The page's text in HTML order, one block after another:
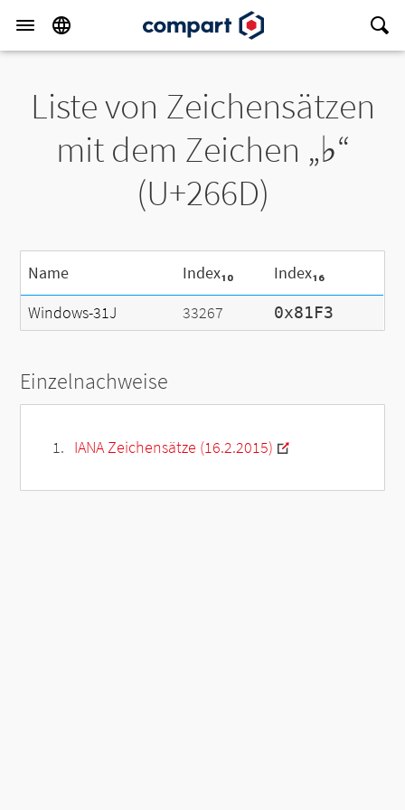
Liste von Zeichensätzen
mit dem Zeichen „♭“
(U+266D)
Name Index₁₀
Index₁₆
Windows-31J
33267 0x81F3
Einzelnachweise
IANA Zeichensätze (16.2.2015)